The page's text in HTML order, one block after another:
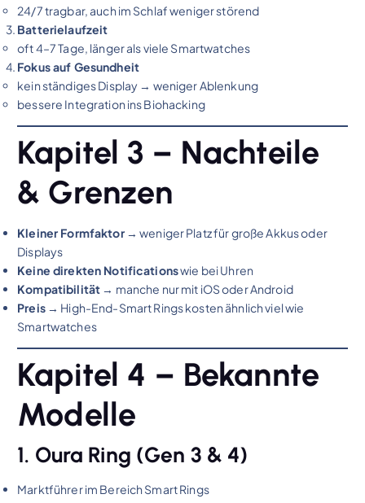
24/7 tragbar, auch im Schlaf weniger störend
Batterielaufzeit
oft 4–7 Tage, länger als viele Smartwatches
Fokus auf Gesundheit
kein ständiges Display → weniger Ablenkung
bessere Integration ins Biohacking
Kapitel 3 – Nachteile
& Grenzen
Kleiner Formfaktor→ weniger Platz für große Akkus oder
Displays
Keine direkten Notificationswie bei Uhren
Kompatibilität → manche nur mit iOS oder Android
Preis→ High-End-Smart Rings kosten ähnlich viel wie
Smartwatches
Kapitel 4 – Bekannte
Modelle
1. Oura Ring (Gen 3 & 4)
Marktführer im Bereich Smart Rings